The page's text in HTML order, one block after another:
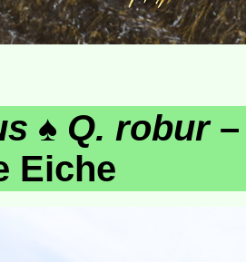
♠ Q. robur–
Eiche